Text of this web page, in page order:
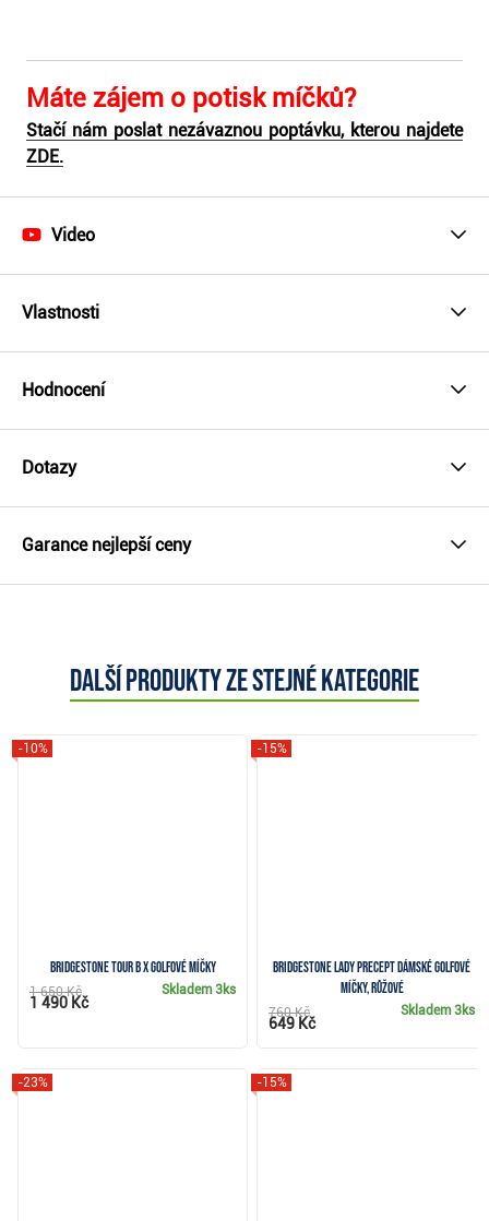
Máte zájem o potisk míčků?
Stačí nám poslat nezávaznou poptávku, kterou najdete
ZDE.
Video
Vlastnosti
Hodnocení
Dotazy
Garance nejlepší ceny
Další produkty ze stejné kategorie
Bridgestone Tour B X golfové míčky
-10%
Skladem3ks
1 650 Kč
1 490 Kč
Bridgestone Lady Precept dámské golfové
míčky, růžové
-15%
Skladem3ks
760 Kč
649 Kč
-23% -15%